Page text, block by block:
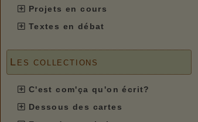
Projets en cours
Textes en débat
Les collections
C'est com'ça qu'on écrit?
Dessous des cartes